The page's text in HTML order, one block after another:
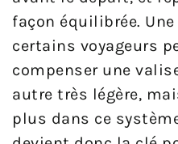
façon équilibrée.
certains voyageurs
compenser une
autre très légère,
plus dans ce